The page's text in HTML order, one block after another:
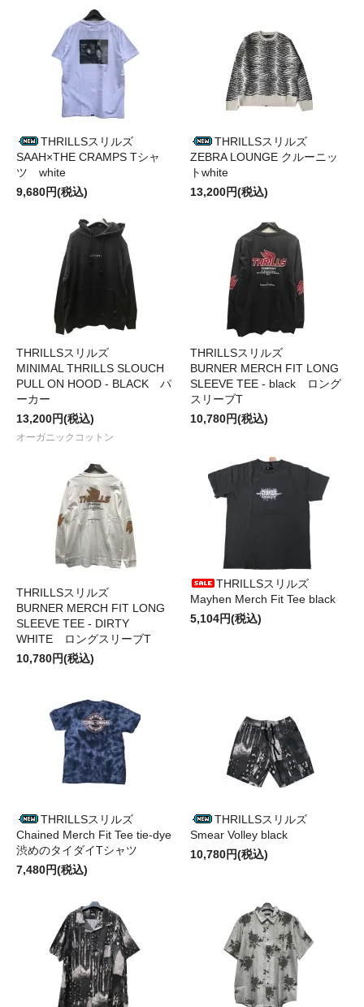
THRILLSスリルズ
SAAH×THE CRAMPS Tシャ
ツ white
9,680円(税込)
THRILLSスリルズ
ZEBRA LOUNGE クルーニッ
トwhite
13,200円(税込)
THRILLSスリルズ
MINIMAL THRILLS SLOUCH
PULL ON HOOD - BLACK パ
ーカー
13,200円(税込)
オーガニックコットン
THRILLSスリルズ
BURNER MERCH FIT LONG
SLEEVE TEE - black ロング
スリーブT
10,780円(税込)
THRILLSスリルズ
BURNER MERCH FIT LONG
SLEEVE TEE - DIRTY
WHITE ロングスリーブT
10,780円(税込)
THRILLSスリルズ
Mayhen Merch Fit Tee black
5,104円(税込)
THRILLSスリルズ
Chained Merch Fit Tee tie-dye
渋めのタイダイTシャツ
7,480円(税込)
THRILLSスリルズ
Smear Volley black
10,780円(税込)